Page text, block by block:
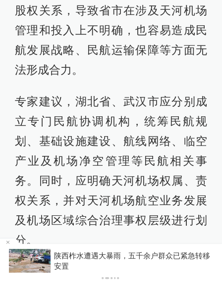
股权关系，导致省市在涉及天河机场
管理和投入上不明确，也容易造成民
航发展战略、民航运输保障等方面无
法形成合力。
专家建议，湖北省、武汉市应分别成
立专门民航协调机构，统筹民航规
划、基础设施建设、航线网络、临空
产业及机场净空管理等民航相关事
务。同时，应明确天河机场权属、责
权关系，并对天河机场航空业务发展
及机场区域综合治理事权层级进行划
分。
其二
媒体：人贩子“梅姨”真实姓名首曝光